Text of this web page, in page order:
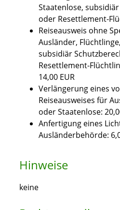
Staatenlose,
oder Resettlement-
Reiseausweis ohne
Ausländer,
subsidiär
Resettlement-
14,00 EUR
Verlängerung eines
Reiseausweises für
oder Staatenlose:
Anfertigung eines
Ausländerbehörde:
Hinweise
keine